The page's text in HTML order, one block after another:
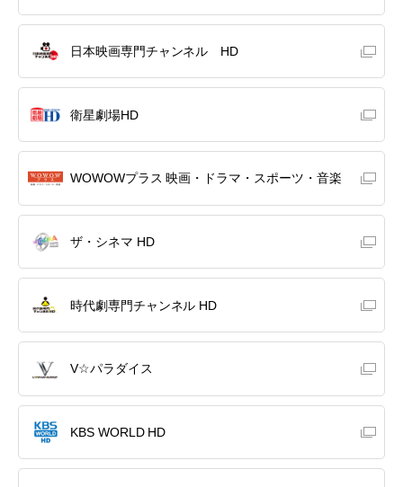
日本映画専門チャンネル HD
衛星劇場HD
WOWOWプラス 映画・ドラマ・スポーツ・音楽
ザ・シネマ HD
時代劇専門チャンネル HD
V☆パラダイス
KBS WORLD HD